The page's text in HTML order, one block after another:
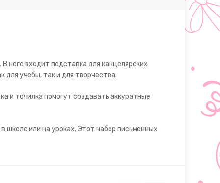
него входит подставка для канцелярских
для учебы, так и для творчества.
и точилка помогут создавать аккуратные
школе или на уроках. Этот набор письменных